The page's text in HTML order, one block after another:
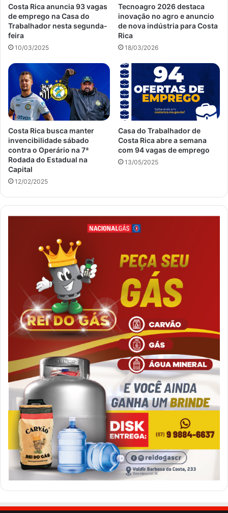
Costa Rica anuncia 93 vagas
de emprego na Casa do
Trabalhador nesta segunda-
feira
10/03/2025
Tecnoagro 2026 destaca
inovação no agro e anuncio
de nova indústria para Costa
Rica
18/03/2026
Costa Rica busca manter
invencibilidade sábado
contra o Operário na 7ª
Rodada do Estadual na
Capital
12/02/2025
Casa do Trabalhador de
Costa Rica abre a semana
com 94 vagas de emprego
13/05/2025